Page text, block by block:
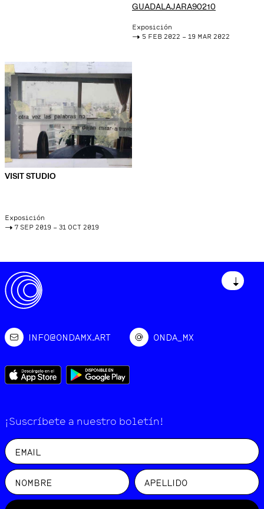
GUADALAJARA90210
Exposición
-> 5 FEB 2022 – 19 MAR 2022
VISIT STUDIO
Exposición
-> 7 SEP 2019 – 31 OCT 2019
↓
INFO@ONDAMX.ART ONDA_MX
¡Suscríbete a nuestro boletín!